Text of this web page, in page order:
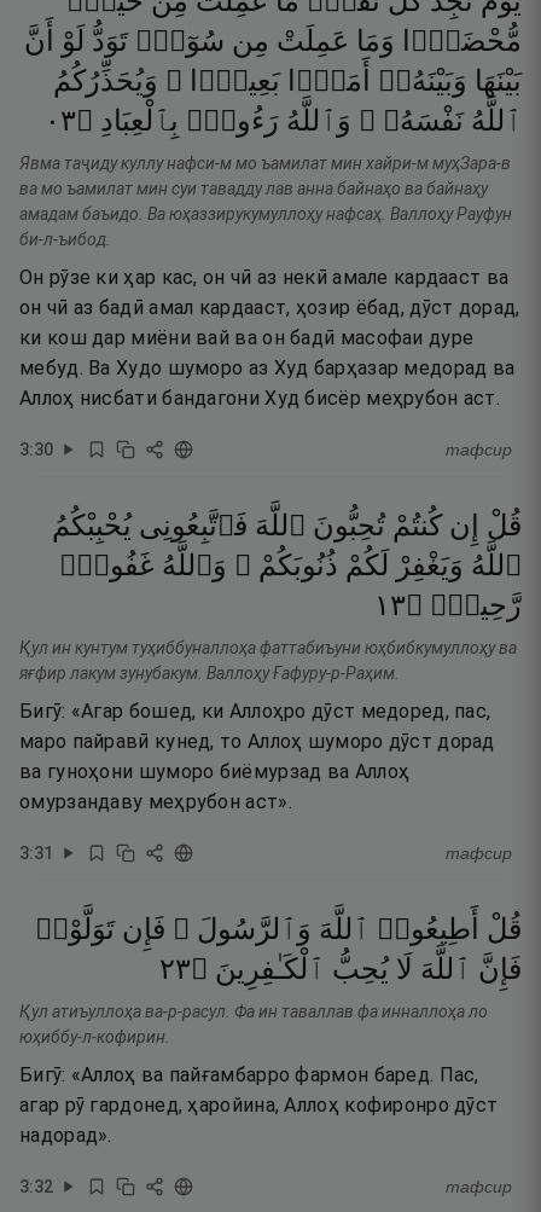
مُّحْضَرًۭا
وَمَا عَمِلَتْ مِن سُوٓءٍۢ تَوَدُّ لَوْ
أَنَّ
بَيْنَهَا وَبَيْنَهُۥٓ أَمَدًۢا بَعِيدًۭا ۗ وَيُحَذِّرُكُمُ
ٱللَّهُ نَفْسَهُۥ ۗ وَٱللَّهُ رَءُوفٌۢ بِٱلْعِبَادِ ۝٣٠
Явма таҷиду куллу нафси-м мо ъамилат мин хайри-м муҳЗара-в
ва мо ъамилат мин суи тавадду лав анна байнаҳо ва байнаҳу
амадам баъидо. Ва юҳаззирукумуллоҳу нафсаҳ. Валлоҳу Рауфун
би-л-ъибод.
Он рӯзе ки ҳар кас, он чӣ аз некӣ амале кардааст ва
он чӣ аз бадӣ амал кардааст, ҳозир ёбад, дӯст дорад,
ки кош дар миёни вай ва он бадӣ масофаи дуре
мебуд. Ва Худо шуморо аз Худ барҳазар медорад ва
Аллоҳ нисбати бандагони Худ бисёр меҳрубон аст.
3:30 тафсир
قُلْ إِن كُنتُمْ تُحِبُّونَ ٱللَّهَ فَٱتَّبِعُونِى يُحْبِبْكُمُ
ٱللَّهُ وَيَغْفِرْ لَكُمْ ذُنُوبَكُمْ ۗ وَٱللَّهُ غَفُورٌۭ
رَّحِيمٌۭ ۝٣١
Қул ин кунтум туҳиббуналлоҳа фаттабиъуни юҳбибкумуллоҳу ва
яғфир лакум зунубакум. Валлоҳу Ғафуру-р-Раҳим.
Бигӯ: «Агар бошед, ки Аллоҳро дӯст медоред, пас,
маро пайравӣ кунед, то Аллоҳ шуморо дӯст дорад
ва гуноҳони шуморо биёмурзад ва Аллоҳ
омурзандаву меҳрубон аст».
3:31 тафсир
قُلْ أَطِيعُوا۟ ٱللَّهَ وَٱلرَّسُولَ ۖ فَإِن تَوَلَّوْا۟
فَإِنَّ ٱللَّهَ لَا يُحِبُّ ٱلْكَـٰفِرِينَ ۝٣٢
Қул атиъуллоҳа ва-р-расул. Фа ин таваллав фа инналлоҳа ло
юҳиббу-л-кофирин.
Бигӯ: «Аллоҳ ва пайғамбарро фармон баред. Пас,
агар рӯ гардонед, ҳаройина, Аллоҳ кофиронро дӯст
надорад».
3:32 тафсир